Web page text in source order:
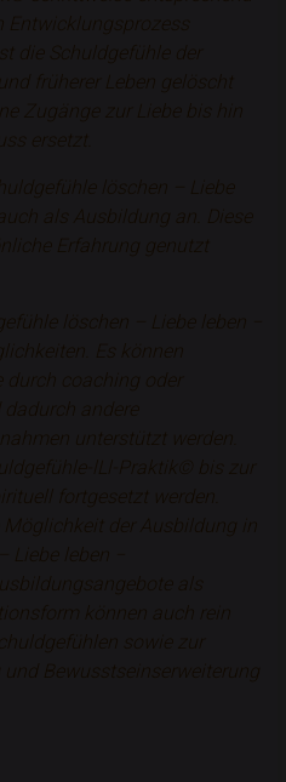
die Schuldgefühle der
früherer Leben gelöscht
Zugänge zur Liebe bis hin
ersetzt.
löschen – Liebe
als
Ausbildungan. Diese
Erfahrung genutzt
löschen – Liebe leben −
Es können
coaching oder
andere
unterstützt werden.
lLl-Praktik© bis zur
fortgesetzt werden.
Möglichkeit der Ausbildung in
leben −
als
können auch rein
sowie zur
Bewusstseinserweiterung